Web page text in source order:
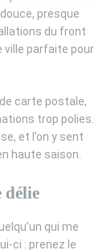
presque
du front
ville parfaite pour
carte postale,
trop polies.
et l’on y sent
haute saison.
délie
qui me
ci : prenez le